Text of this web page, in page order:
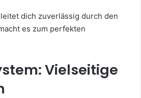
dich zuverlässig durch den
es zum perfekten
Vielseitige